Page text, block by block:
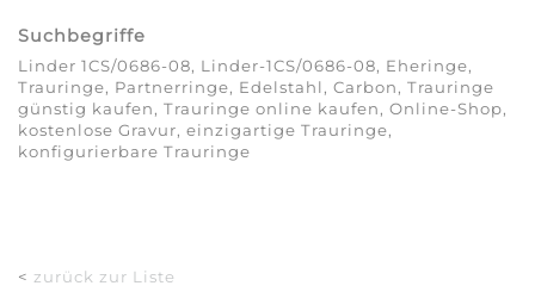
Suchbegriffe
Linder 1CS/0686-08, Linder-1CS/0686-08, Eheringe,
Trauringe, Partnerringe, Edelstahl, Carbon, Trauringe
günstig kaufen, Trauringe online kaufen, Online-Shop,
kostenlose Gravur, einzigartige Trauringe,
konfigurierbare Trauringe
< zurück zur Liste